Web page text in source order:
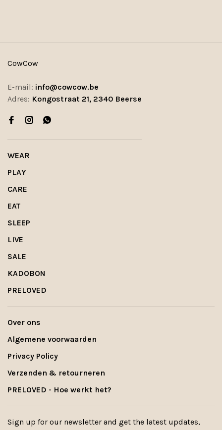
CowCow
E-mail: info@cowcow.be
Adres: Kongostraat 21, 2340 Beerse
WEAR
PLAY
CARE
EAT
SLEEP
LIVE
SALE
KADOBON
PRELOVED
Over ons
Algemene voorwaarden
Privacy Policy
Verzenden & retourneren
PRELOVED - Hoe werkt het?
Sign up for our newsletter and get the latest updates,